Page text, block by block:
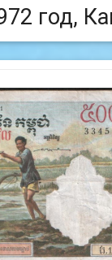
год,